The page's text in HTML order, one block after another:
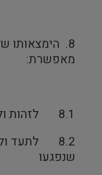
8. הימצאותו
מאפשרת:
8.1 לזהות ולהעריך את המצב
8.2 לתעד
שנפגעו